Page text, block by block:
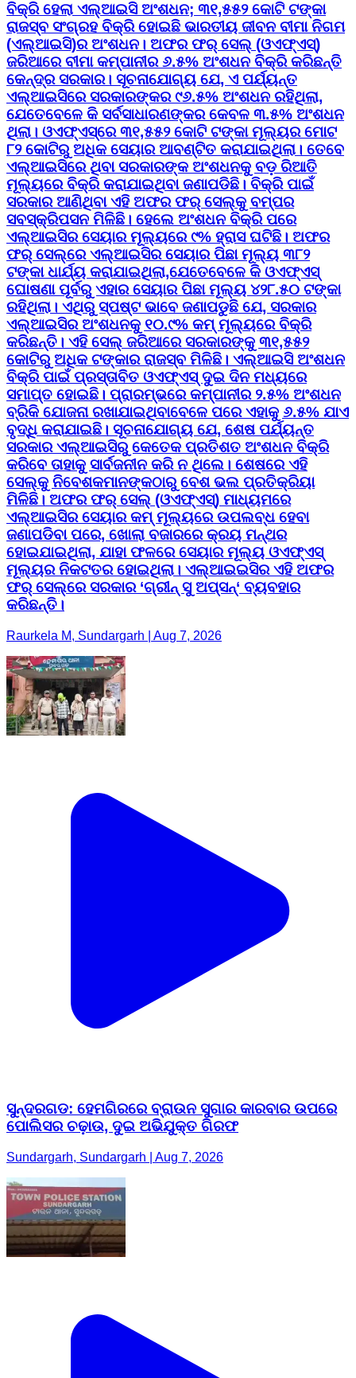
ବିକ୍ରି ହେଲା ଏଲ୍‌ଆଇସି ଅଂଶଧନ; ୩୧,୫୫୨ କୋଟି ଟଙ୍କା
ରାଜସ୍ବ ସଂଗ୍ରହ ବିକ୍ରି ହୋଇଛି ଭାରତୀୟ ଜୀବନ ବୀମା ନିଗମ
(ଏଲ୍‌ଆଇସି)ର ଅଂଶଧନ। ଅଫର ଫର୍ ସେଲ୍ (ଓଏଫ୍‌ଏସ୍‌)
ଜରିଆରେ ବୀମା କମ୍ପାନୀର ୬.୫% ଅଂଶଧନ ବିକ୍ରି କରିଛନ୍ତି
କେନ୍ଦ୍ର ସରକାର। ସୂଚନାଯୋଗ୍ୟ ଯେ, ଏ ପର୍ଯ୍ୟନ୍ତ
ଏଲ୍‌ଆଇସିରେ ସରକାରଙ୍କର ୯୬.୫% ଅଂଶଧନ ରହିଥିଲା,
ଯେତେବେଳେ କି ସର୍ବସାଧାରଣଙ୍କର କେବଳ ୩.୫% ଅଂଶଧନ
ଥିଲା। ଓଏଫ୍‌ଏସ୍‌ରେ ୩୧,୫୫୨ କୋଟି ଟଙ୍କା ମୂଲ୍ୟର ମୋଟ
୮୨ କୋଟିରୁ ଅଧିକ ସେୟାର ଆବଣ୍ଟିତ କରାଯାଇଥିଲା। ତେବେ
ଏଲ୍‌ଆଇସିରେ ଥିବା ସରକାରଙ୍କ ଅଂଶଧନକୁ ବଡ଼ ରିଆତି
ମୂଲ୍ୟରେ ବିକ୍ରି କରାଯାଇଥିବା ଜଣାପଡିଛି। ବିକ୍ରି ପାଇଁ
ସରକାର ଆଣିଥିବା ଏହି ଅଫର ଫର୍ ସେଲ୍‌କୁ ବମ୍ପର
ସବସ୍କ୍ରିପସନ ମିଳିଛି। ହେଲେ ଅଂଶଧନ ବିକ୍ରି ପରେ
ଏଲ୍‌ଆଇସିର ସେୟାର ମୂଲ୍ୟରେ ୯% ହ୍ରାସ ଘଟିଛି। ଅଫର
ଫର୍ ସେଲ୍‌ରେ ଏଲ୍‌ଆଇସିର ସେୟାର ପିଛା ମୂଲ୍ୟ ୩୮୨
ଟଙ୍କା ଧାର୍ଯ୍ୟ କରାଯାଇଥିଲା,ଯେତେବେଳେ କି ଓଏଫ୍‌ଏସ୍‌
ଘୋଷଣା ପୂର୍ବରୁ ଏହାର ସେୟାର ପିଛା ମୂଲ୍ୟ ୪୨୮.୫୦ ଟଙ୍କା
ରହିଥିଲା। ଏଥିରୁ ସ୍ପଷ୍ଟ ଭାବେ ଜଣାପଡୁଛି ଯେ, ସରକାର
ଏଲ୍‌ଆଇସିର ଅଂଶଧନକୁ ୧୦.୯% କମ୍‌ ମୂଲ୍ୟରେ ବିକ୍ରି
କରିଛନ୍ତି। ଏହି ସେଲ୍‌ ଜରିଆରେ ସରକାରଙ୍କୁ ୩୧,୫୫୨
କୋଟିରୁ ଅଧିକ ଟଙ୍କାର ରାଜସ୍ବ ମିଳିଛି। ଏଲ୍‌ଆଇସି ଅଂଶଧନ
ବିକ୍ରି ପାଇଁ ପ୍ରସ୍ତାବିତ ଓଏଫ୍‌ଏସ୍‌ ଦୁଇ ଦିନ ମଧ୍ୟରେ
ସମାପ୍ତ ହୋଇଛି। ପ୍ରାରମ୍ଭରେ କମ୍ପାନୀର ୨.୫% ଅଂଶଧନ
ବ୍ରିକି ଯୋଜନା ରଖାଯାଇଥିବାବେଳେ ପରେ ଏହାକୁ ୬.୫% ଯାଏ
ବୃଦ୍ଧି କରାଯାଇଛି। ସୂଚନାଯୋଗ୍ୟ ଯେ, ଶେଷ ପର୍ଯ୍ୟନ୍ତ
ସରକାର ଏଲ୍‌ଆଇସିରୁ କେତେକ ପ୍ରତିଶତ ଅଂଶଧନ ବିକ୍ରି
କରିବେ ତାହାକୁ ସାର୍ବଜନୀନ କରି ନ ଥିଲେ। ଶେଷରେ ଏହି
ସେଲ୍‌କୁ ନିବେଶକମାନଙ୍କଠାରୁ ବେଶ ଭଲ ପ୍ରତିକ୍ରିୟା
ମିଳିଛି। ଅଫର ଫର୍ ସେଲ୍ (ଓଏଫ୍‌ଏସ୍‌) ମାଧ୍ୟମରେ
ଏଲ୍‌ଆଇସିର ସେୟାର କମ୍ ମୂଲ୍ୟରେ ଉପଲବ୍ଧ ହେବା
ଜଣାପଡିବା ପରେ, ଖୋଲା ବଜାରରେ କ୍ରୟ ମନ୍ଥର
ହୋଇଯାଇଥିଲା, ଯାହା ଫଳରେ ସେୟାର ମୂଲ୍ୟ ଓଏଫ୍‌ଏସ୍‌
ମୂଲ୍ୟର ନିକଟତର ହୋଇଥିଲା। ଏଲ୍‌ଆଇଇସିର ଏହି ଅଫର
ଫର୍ ସେଲ୍‌ରେ ସରକାର ‘ଗ୍ରୀନ୍ ସୁ ଅପ୍‌ସନ୍‌‘ ବ୍ୟବହାର
କରିଛନ୍ତି।
Raurkela M, Sundargarh | Aug 7, 2026
ସୁନ୍ଦରଗଡ: ହେମଗିରରେ ବ୍ରାଉନ ସୁଗାର କାରବାର ଉପରେ
ପୋଲିସର ଚଢ଼ାଉ, ଦୁଇ ଅଭିଯୁକ୍ତ ଗିରଫ
Sundargarh, Sundargarh | Aug 7, 2026